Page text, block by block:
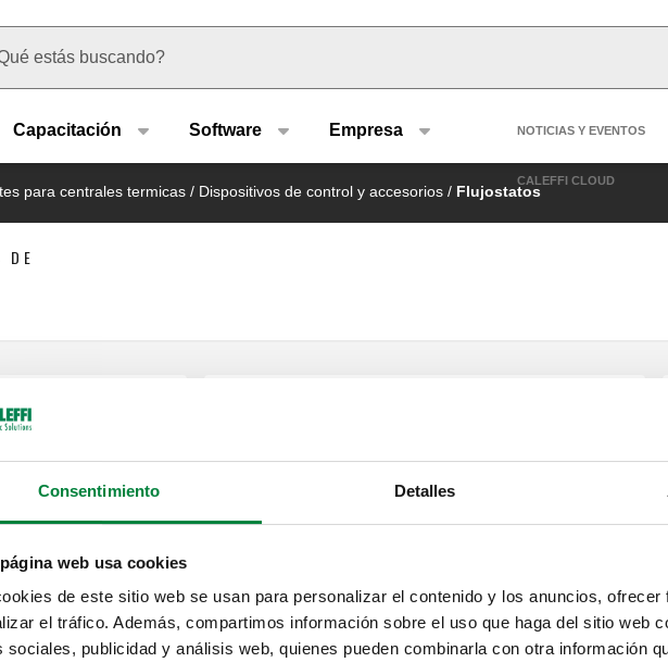
Consentimiento Detalles
web usa cookies
de este sitio web se usan para personalizar el contenido y los anuncios,
el tráfico. Además, compartimos información sobre el uso que haga del sitio web
sociales, publicidad y análisis web, quienes pueden combinarla con otra información
Capacitación Software Empresa Header
NOTICIAS Y EVENTOS
CALEFFI CLOUD
para centrales termicas / Dispositivos de control y accesorios / Flujostatos
DE
de mando